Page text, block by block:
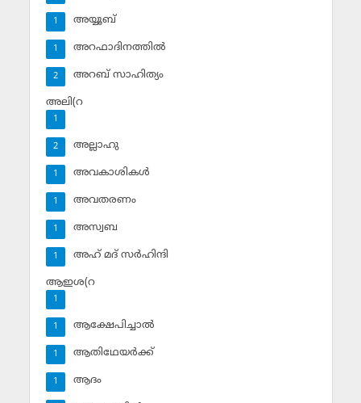
അയ്യൂബ്‌
1
അറഫാദിനത്തില്‍
1
അറബ് സാഹിത്യം
2
അലി(റ
1
അല്ലാഹു
2
അവകാശികള്‍
1
അവതരണം
1
അസ്വബ
1
അഹ് മദ് സര്‍ഹിന്ദി
1
ആഇശ(റ
1
ആക്ഷേപിച്ചാല്‍
1
ആതിഥേയര്‍ക്ക്
1
ആദം
1